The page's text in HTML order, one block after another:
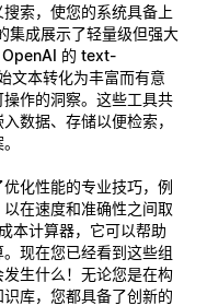
索，使您的系统具备上
集成展示了轻量级但强大
OpenAI 的 text-
文本转化为丰富而有意
作的洞察。这些工具共
数据、存储以便检索，
化性能的专业技巧，例
在速度和准确性之间取
本计算器，它可以帮助
现在您已经看到这些组
生什么！无论您是在构
库，您都具备了创新的